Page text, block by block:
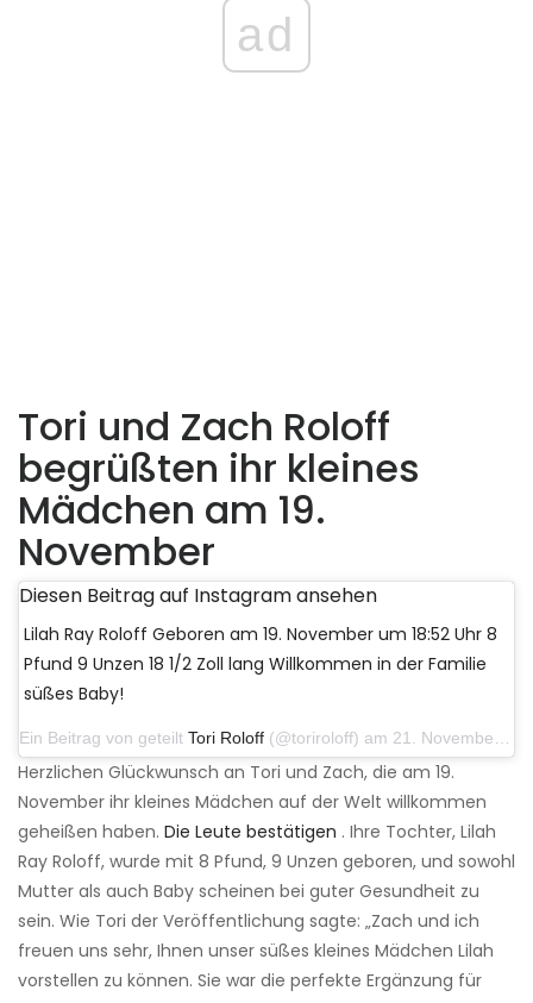
ad
Tori und Zach Roloff
begrüßten ihr kleines
Mädchen am 19.
November
Diesen Beitrag auf Instagram ansehen
Lilah Ray Roloff Geboren am 19. November um 18:52 Uhr 8
Pfund 9 Unzen 18 1/2 Zoll lang Willkommen in der Familie
süßes Baby!
Ein Beitrag von geteilt Tori Roloff (@toriroloff) am 21. November 2019 um 17:02 Uhr PST
Herzlichen Glückwunsch an Tori und Zach, die am 19.
November ihr kleines Mädchen auf der Welt willkommen
geheißen haben. Die Leute bestätigen . Ihre Tochter, Lilah
Ray Roloff, wurde mit 8 Pfund, 9 Unzen geboren, und sowohl
Mutter als auch Baby scheinen bei guter Gesundheit zu
sein. Wie Tori der Veröffentlichung sagte: „Zach und ich
freuen uns sehr, Ihnen unser süßes kleines Mädchen Lilah
vorstellen zu können. Sie war die perfekte Ergänzung für